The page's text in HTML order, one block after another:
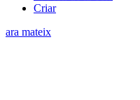
Criar
ara mateix